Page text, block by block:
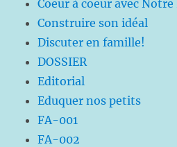
Coeur à coeur avec Notre
Construire son idéal
Discuter en famille!
DOSSIER
Editorial
Eduquer nos petits
FA-001
FA-002